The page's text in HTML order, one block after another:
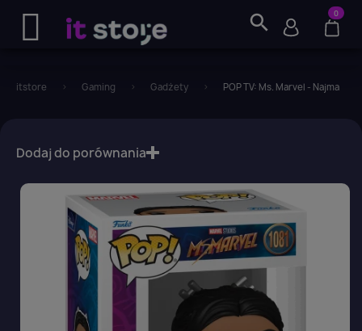
search 0
itstore Gaming Gadżety POP TV: Ms. Marvel - Najma
Dodaj do porównania